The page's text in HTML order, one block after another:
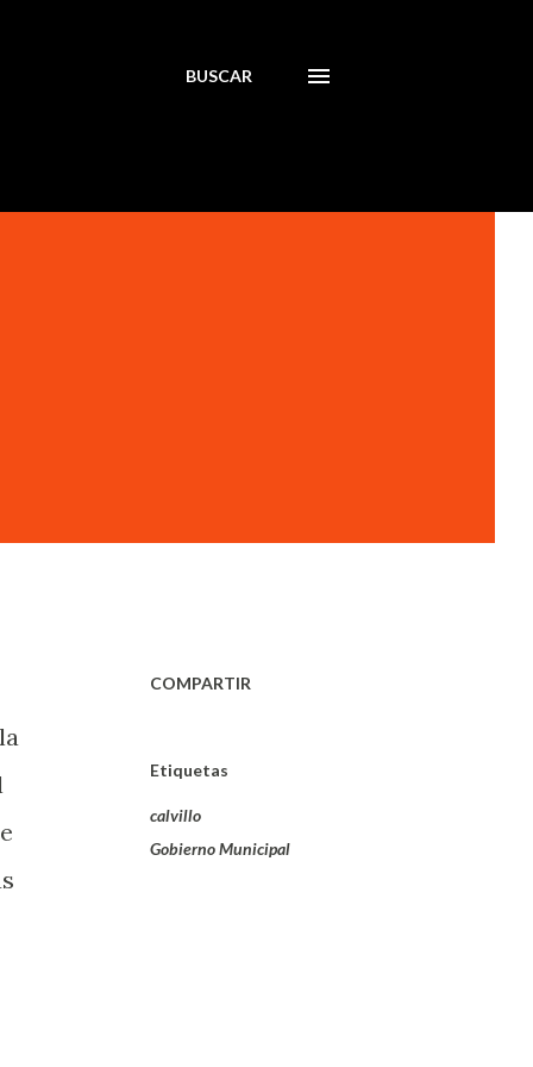
BUSCAR
COMPARTIR
Etiquetas
calvillo
Gobierno Municipal